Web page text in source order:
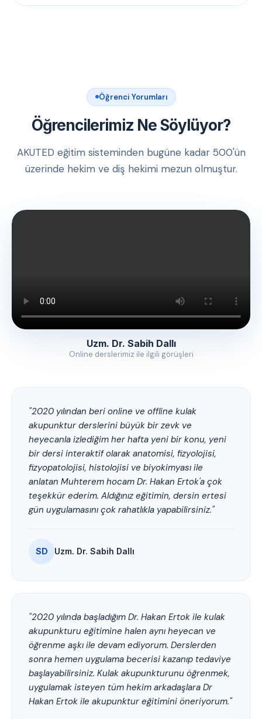
Öğrenci Yorumları
Öğrencilerimiz Ne Söylüyor?
AKUTED eğitim sisteminden bugüne kadar 500'ün
üzerinde hekim ve diş hekimi mezun olmuştur.
Uzm. Dr. Sabih Dallı
Online derslerimiz ile ilgili görüşleri
"2020 yılından beri online ve offline kulak
akupunktur derslerini büyük bir zevk ve
heyecanla izlediğim her hafta yeni bir konu, yeni
bir dersi interaktif olarak anatomisi, fizyolojisi,
fizyopatolojisi, histolojisi ve biyokimyası ile
anlatan Muhterem hocam Dr. Hakan Ertok'a çok
teşekkür ederim. Aldığınız eğitimin, dersin ertesi
gün uygulamasını çok rahatlıkla yapabilirsiniz."
SD Uzm. Dr. Sabih Dallı
"2020 yılında başladığım Dr. Hakan Ertok ile kulak
akupunkturu eğitimine halen aynı heyecan ve
öğrenme aşkı ile devam ediyorum. Derslerden
sonra hemen uygulama becerisi kazanıp tedaviye
başlayabilirsiniz. Kulak akupunkturunu öğrenmek,
uygulamak isteyen tüm hekim arkadaşlara Dr
Hakan Ertok ile akupunktur eğitimini öneriyorum."